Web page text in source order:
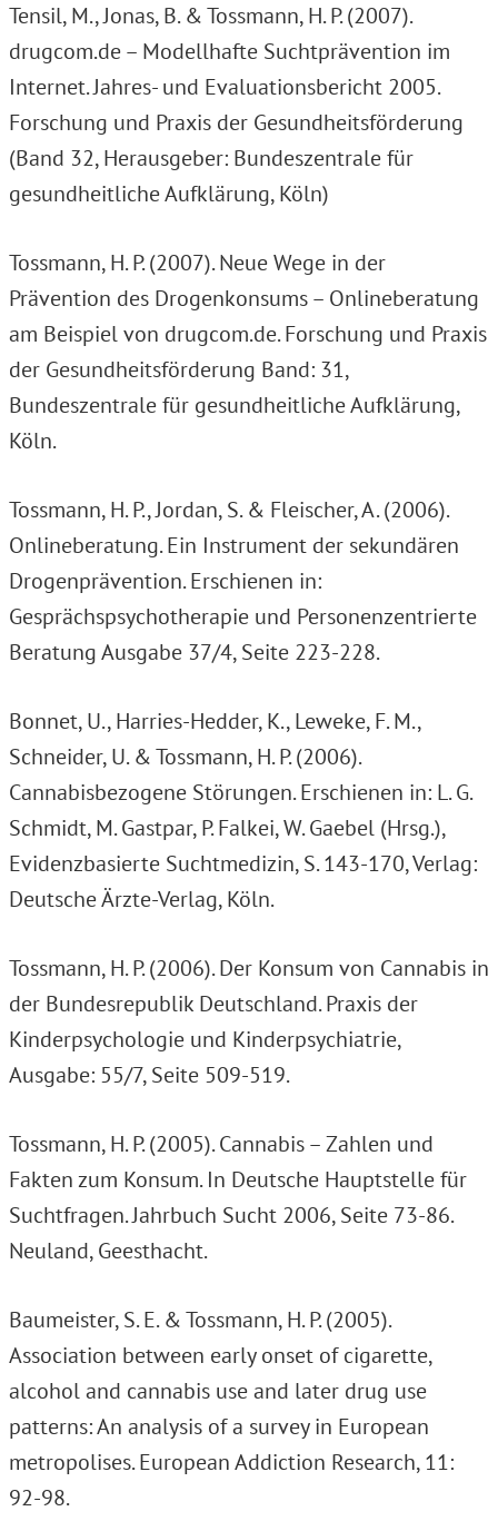
Tensil, M., Jonas, B. & Tossmann, H. P. (2007).
drugcom.de – Modellhafte Suchtprävention im
Internet. Jahres- und Evaluationsbericht 2005.
Forschung und Praxis der Gesundheitsförderung
(Band 32, Herausgeber: Bundeszentrale für
gesundheitliche Aufklärung, Köln)
Tossmann, H. P. (2007). Neue Wege in der
Prävention des Drogenkonsums – Onlineberatung
am Beispiel von drugcom.de. Forschung und Praxis
der Gesundheitsförderung Band: 31,
Bundeszentrale für gesundheitliche Aufklärung,
Köln.
Tossmann, H. P., Jordan, S. & Fleischer, A. (2006).
Onlineberatung. Ein Instrument der sekundären
Drogenprävention. Erschienen in:
Gesprächspsychotherapie und Personenzentrierte
Beratung Ausgabe 37/4, Seite 223-228.
Bonnet, U., Harries-Hedder, K., Leweke, F. M.,
Schneider, U. & Tossmann, H. P. (2006).
Cannabisbezogene Störungen. Erschienen in: L. G.
Schmidt, M. Gastpar, P. Falkei, W. Gaebel (Hrsg.),
Evidenzbasierte Suchtmedizin, S. 143-170, Verlag:
Deutsche Ärzte-Verlag, Köln.
Tossmann, H. P. (2006). Der Konsum von Cannabis in
der Bundesrepublik Deutschland. Praxis der
Kinderpsychologie und Kinderpsychiatrie,
Ausgabe: 55/7, Seite 509-519.
Tossmann, H. P. (2005). Cannabis – Zahlen und
Fakten zum Konsum. In Deutsche Hauptstelle für
Suchtfragen. Jahrbuch Sucht 2006, Seite 73-86.
Neuland, Geesthacht.
Baumeister, S. E. & Tossmann, H. P. (2005).
Association between early onset of cigarette,
alcohol and cannabis use and later drug use
patterns: An analysis of a survey in European
metropolises. European Addiction Research, 11:
92-98.